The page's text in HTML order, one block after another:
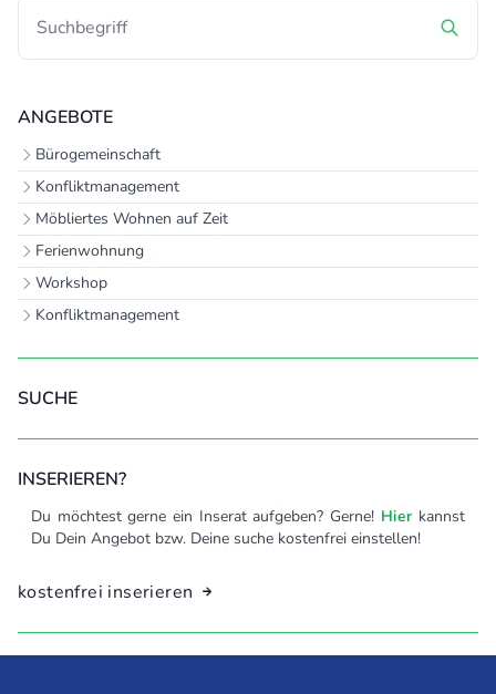
ANGEBOTE
Bürogemeinschaft
Konfliktmanagement
Möbliertes Wohnen auf Zeit
Ferienwohnung
Workshop
Konfliktmanagement
SUCHE
INSERIEREN?
Du möchtest gerne ein Inserat aufgeben? Gerne! Hier kannst
Du Dein Angebot bzw. Deine suche kostenfrei einstellen!
kostenfrei inserieren